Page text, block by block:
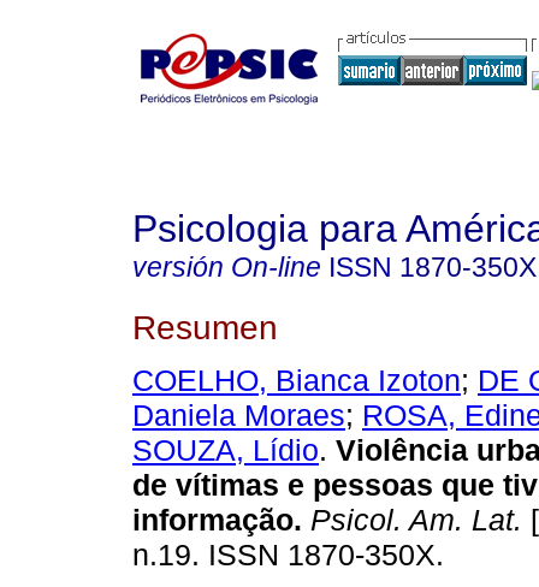
Psicologia para
versión On-line ISSN 1870-350X
Resumen
COELHO, Bianca Izoton; DE
Daniela Moraes; ROSA,
SOUZA, Lídio. Violência
de vítimas e pessoas que
informação. Psicol. Am. Lat.
n.19. ISSN 1870-350X.